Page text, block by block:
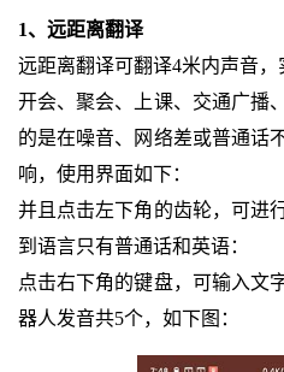
1、远距离翻译
远距离翻译可翻译4米内声音，
开会、聚会、上课、交通广播
的是在噪音、网络差或普通话
响，使用界面如下：
并且点击左下角的齿轮，可进
到语言只有普通话和英语：
点击右下角的键盘，可输入文
器人发音共5个，如下图：